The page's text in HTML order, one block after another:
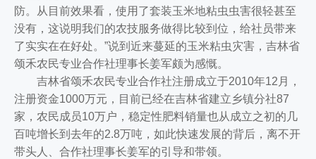
防。从目前效果看，使用了套装玉米地粘虫虫害很轻甚至
没有，这说明我们的农技服务做得比较到位，给社员带来
了实实在在好处。”说到近来蔓延的玉米粘虫灾害，吉林省
颂禾农民专业合作社理事长姜军颇为感慨。
吉林省颂禾农民专业合作社注册成立于2010年12月，
注册资金1000万元，目前已经在吉林省建立乡镇分社87
家，农民成员10万户，稳定性肥料销量也从成立之初的几
百吨增长到去年的2.8万吨，如此快速发展的背后，离不开
带头人、合作社理事长姜军的引导和带领。